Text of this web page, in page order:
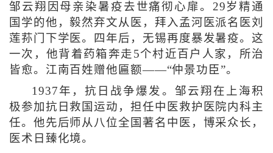
邹云翔因母亲染暑疫去世痛彻心扉。29岁精通
国学的他，毅然弃文从医，拜入孟河医派名医刘
莲荪门下学医。四年后，无锡再度暴发暑疫。这
一次，他背着药箱奔走5个村近百户人家，所治
皆愈。江南百姓赠他匾额——“仲景功臣”。
1937年，抗日战争爆发。邹云翔在上海积
极参加抗日救国运动，担任中医救护医院内科主
任。他先后师从八位全国著名中医，博采众长，
医术日臻化境。